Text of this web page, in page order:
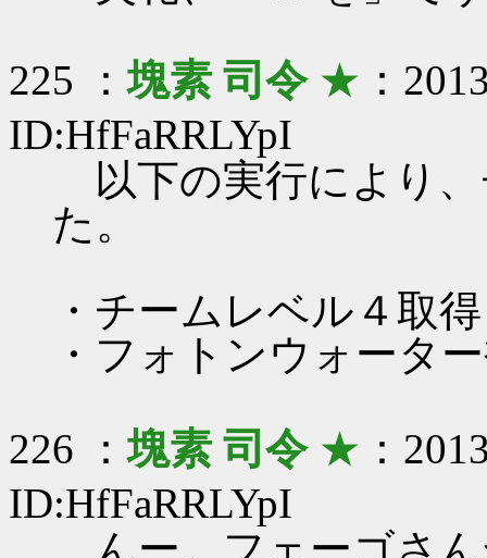
225 ：塊素 司令★ ：
ID:HfFaRRLYpI
以下の実行により
た。
・チームレベル４
・フォトンウォータ
226 ：塊素 司令★ ：
ID:HfFaRRLYpI